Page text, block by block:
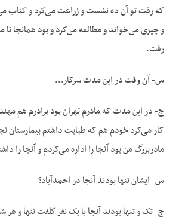
که رفت تو آن ده نشست و زراعت می‌‌‌‌کرد و کتاب
و چیزی می‌‌‌‌خواند و مطالعه می‌‌‌‌کرد و بود همانجا
رفت.
س- آن وقت در این مدت سرکار…
ج- در این مدت که مادرم تهران بود برادرم هم
کار می‌‌‌‌کرد خودم هم که طبابت داشتم بیمارستان
مادربزرگ من بود آنجا را اداره می‌‌‌‌کردم و آنجا را
س- ایشان تنها بودند آنجا در احمدآباد؟
ج- تک و تنها بودند آنجا با يک نفر كلفت تنها و